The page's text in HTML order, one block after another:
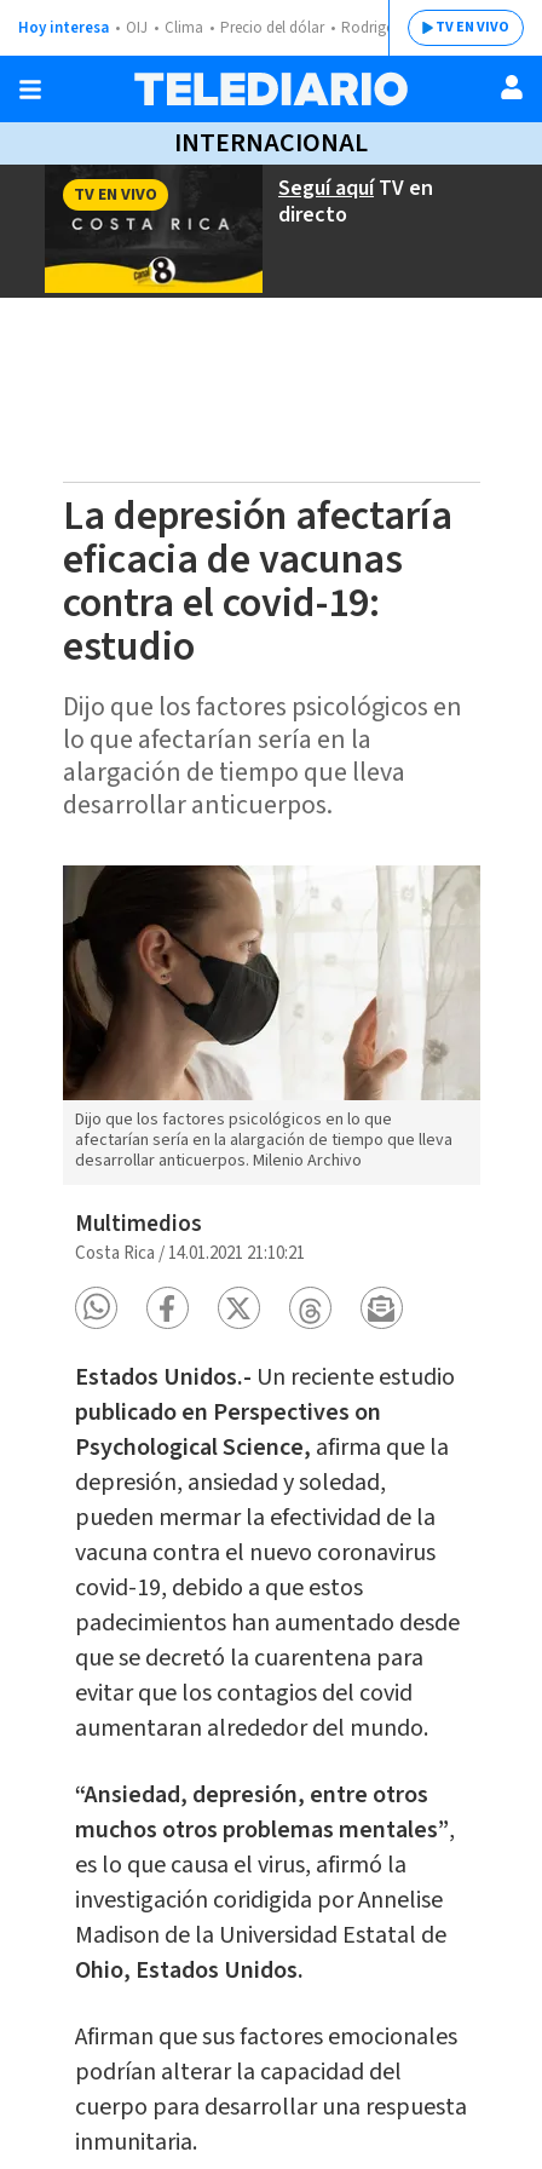
Hoy interesa OIJ Clima Precio del dólar Rodrigo ChavesTV EN VIVO
INTERNACIONAL
Seguí aquíTV en
directo
TV EN VIVO
La depresión afectaría
eficacia de vacunas
contra el covid-19:
estudio
Dijo que los factores psicológicos en
lo que afectarían sería en la
alargación de tiempo que lleva
desarrollar anticuerpos.
Dijo que los factores psicológicos en lo que
afectarían sería en la alargación de tiempo que lleva
desarrollar anticuerpos. Milenio Archivo
Multimedios
Costa Rica /14.01.2021 21:10:21
Estados Unidos.- Un reciente estudio
publicado en Perspectives on
Psychological Science, afirma que la
depresión, ansiedad y soledad,
pueden mermar la efectividad de la
vacuna contra el nuevo coronavirus
covid-19, debido a que estos
padecimientos han aumentado desde
que se decretó la cuarentena para
evitar que los contagios del covid
aumentaran alrededor del mundo.
“Ansiedad, depresión, entre otros
muchos otros problemas mentales”,
es lo que causa el virus, afirmó la
investigación coridigida por Annelise
Madison de la Universidad Estatal de
Ohio, Estados Unidos.
Afirman que sus factores emocionales
podrían alterar la capacidad del
cuerpo para desarrollar una respuesta
inmunitaria.